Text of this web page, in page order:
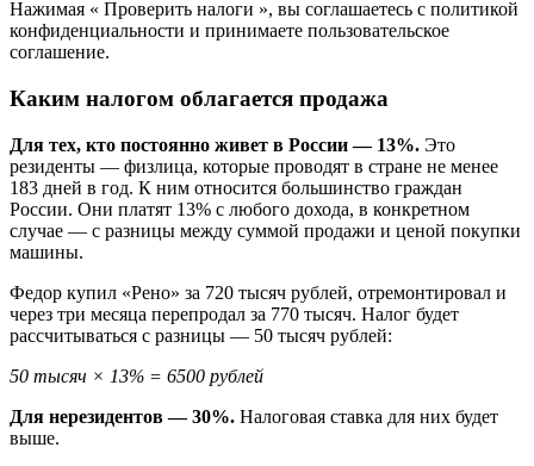
Нажимая « Проверить налоги », вы соглашаетесь с политикой
конфиденциальности и принимаете пользовательское
соглашение.
Каким налогом облагается продажа
Для тех, кто постоянно живет в России — 13%. Это
резиденты — физлица, которые проводят в стране не менее
183 дней в год. К ним относится большинство граждан
России. Они платят 13% с любого дохода, в конкретном
случае — с разницы между суммой продажи и ценой покупки
машины.
Федор купил «Рено» за 720 тысяч рублей, отремонтировал и
через три месяца перепродал за 770 тысяч. Налог будет
рассчитываться с разницы — 50 тысяч рублей:
50 тысяч × 13% = 6500 рублей
Для нерезидентов — 30%. Налоговая ставка для них будет
выше.